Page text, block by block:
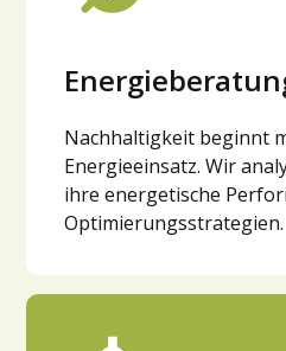
Nachhaltigkeit beginnt
Energieeinsatz. Wir
ihre energetische
Optimierungsstrategien.